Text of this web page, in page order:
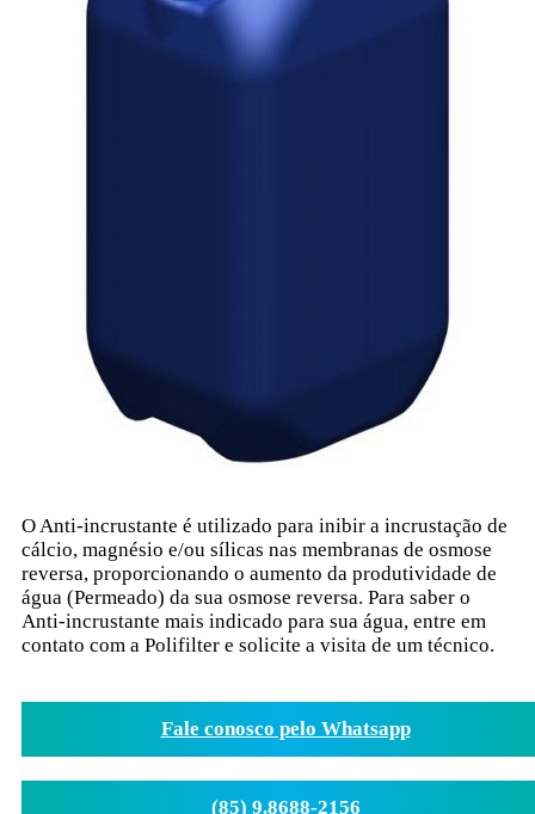
O Anti-incrustante é utilizado para inibir a incrustação de
cálcio, magnésio e/ou sílicas nas membranas de osmose
reversa, proporcionando o aumento da produtividade de
água (Permeado) da sua osmose reversa. Para saber o
Anti-incrustante mais indicado para sua água, entre em
contato com a Polifilter e solicite a visita de um técnico.
Fale conosco pelo Whatsapp
(85) 9.8688-2156